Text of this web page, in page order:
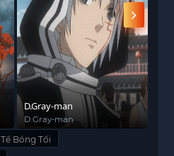
với những thử thách
chế của riêng mình mà
âm mưu, kẻ thù và
sức tưởng tượng.
Lughsẽ gặp gỡ và
đội mạnh mẽ, nhưng
với những quyết định
để duy trì quyền lực và
Tể Bóng Tối.
D.Gray-man
D.Gray-man
Bóng Tối